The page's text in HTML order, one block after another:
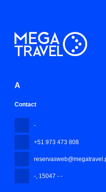
A
Contact
-
+51 973 473 808
- , 15047 - -